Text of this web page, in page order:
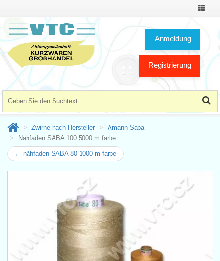
Toggle
Anmeldung
Registrierung
Zwirne nach Hersteller
Amann Saba
Nähfaden SABA 100 5000 m farbe
← nähfaden SABA 80 1000 m farbe